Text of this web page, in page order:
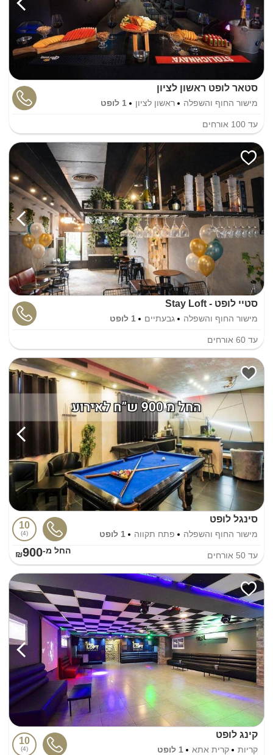
סטאר לופט ראשון לציון
מישור החוף והשפלה ראשון לציון 1 לופט
עד 100 אורחים
סטיי לופט - Stay Loft
מישור החוף והשפלה גבעתיים 1 לופט
עד 60 אורחים
סינגל לופט
מישור החוף והשפלה פתח תקווה 1 לופט
10
4
עד 50 אורחים החל מ-₪900
קינג לופט
קריות קרית אתא 1 לופט
10
4